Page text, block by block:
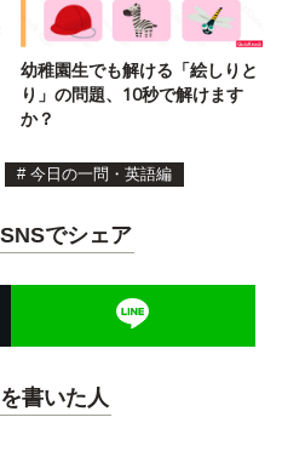
幼稚園生でも解ける「絵しりと
り」の問題、10秒で解けます
か？
# 今日の一問・英語編
でシェア
書いた人